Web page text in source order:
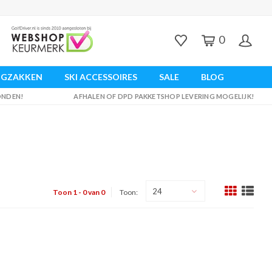
0
SKI ACCESSOIRES SALE BLOG
AFHALEN OF DPD PAKKETSHOP LEVERING MOGELIJK!
Toon 1 - 0 van 0 Toon: 24